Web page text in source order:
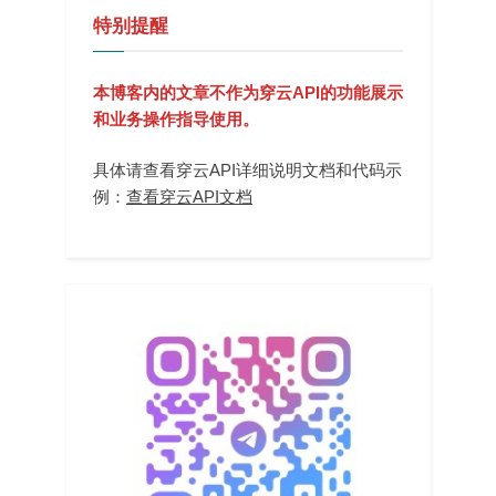
特别提醒
本博客内的文章不作为穿云API的功能展示
和业务操作指导使用。
具体请查看穿云API详细说明文档和代码示
例： 查看穿云API文档